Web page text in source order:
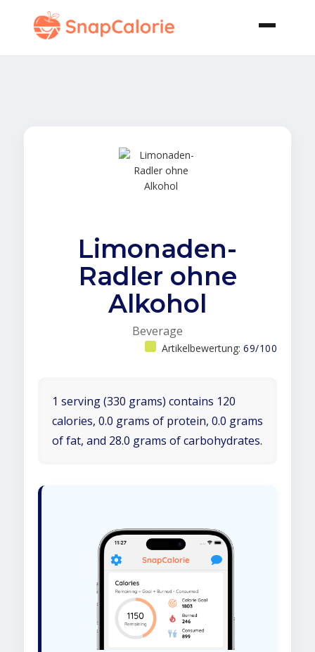
Limonaden-
Radler ohne
Alkohol
Beverage
Artikelbewertung: 69/100
1 serving (330 grams) contains 120
calories, 0.0 grams of protein, 0.0 grams
of fat, and 28.0 grams of carbohydrates.